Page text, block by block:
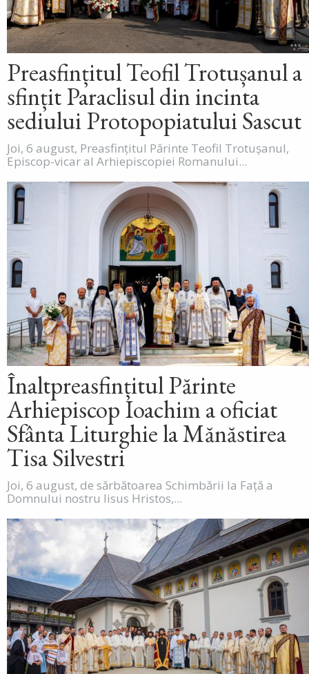
Preasfințitul Teofil Trotușanul a
sfințit Paraclisul din incinta
sediului Protopopiatului Sascut
Joi, 6 august, Preasfințitul Părinte Teofil Trotușanul,
Episcop-vicar al Arhiepiscopiei Romanului...
Înaltpreasfințitul Părinte
Arhiepiscop Ioachim a oficiat
Sfânta Liturghie la Mănăstirea
Tisa Silvestri
Joi, 6 august, de sărbătoarea Schimbării la Față a
Domnului nostru Iisus Hristos,...